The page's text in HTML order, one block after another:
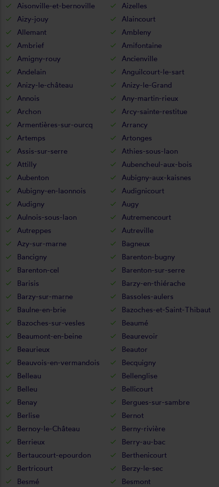
Aisonville-et-bernoville
Aizelles
Aizy-jouy
Alaincourt
Allemant
Ambleny
Ambrief
Amifontaine
Amigny-rouy
Ancienville
Andelain
Anguilcourt-le-sart
Anizy-le-château
Anizy-le-Grand
Annois
Any-martin-rieux
Archon
Arcy-sainte-restitue
Armentières-sur-ourcq
Arrancy
Artemps
Artonges
Assis-sur-serre
Athies-sous-laon
Attilly
Aubencheul-aux-bois
Aubenton
Aubigny-aux-kaisnes
Aubigny-en-laonnois
Audignicourt
Audigny
Augy
Aulnois-sous-laon
Autremencourt
Autreppes
Autreville
Azy-sur-marne
Bagneux
Bancigny
Barenton-bugny
Barenton-cel
Barenton-sur-serre
Barisis
Barzy-en-thiérache
Barzy-sur-marne
Bassoles-aulers
Baulne-en-brie
Bazoches-et-Saint-Thibaut
Bazoches-sur-vesles
Beaumé
Beaumont-en-beine
Beaurevoir
Beaurieux
Beautor
Beauvois-en-vermandois
Becquigny
Belleau
Bellenglise
Belleu
Bellicourt
Benay
Bergues-sur-sambre
Berlise
Bernot
Bernoy-le-Château
Berny-rivière
Berrieux
Berry-au-bac
Bertaucourt-epourdon
Berthenicourt
Bertricourt
Berzy-le-sec
Besmé
Besmont